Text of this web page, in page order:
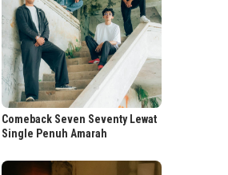
Comeback Seven Seventy Lewat
Single Penuh Amarah